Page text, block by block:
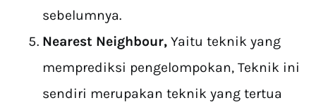
sebelumnya.
Nearest Neighbour, Yaitu teknik yang
memprediksi pengelompokan, Teknik ini
sendiri merupakan teknik yang tertua